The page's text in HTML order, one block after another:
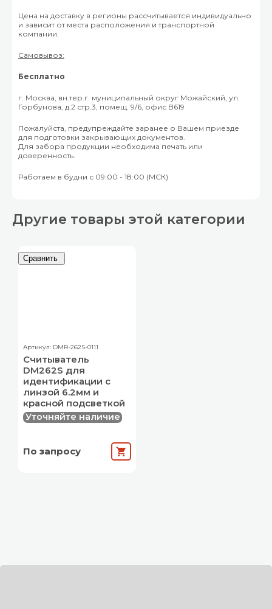
Цена на доставку в регионы рассчитывается индивидуально
и зависит от места расположения и транспортной
компании.
Самовывоз:
Бесплатно
г. Москва, вн.тер.г. муниципальный округ Можайский, ул.
Горбунова, д.2 стр.3, помещ. 9/6, офис B619
Пожалуйста, предупреждайте заранее о Вашем приезде
для подготовки закрывающих документов.
Для забора продукции необходима печать или
доверенность.
Работаем в будни с 09:00 - 18:00 (МСК)
Другие товары этой категории
Сравнить
Артикул: DMR-262S-0111
Считыватель
DM262S для
идентификации с
линзой 6.2мм и
красной подсветкой
Уточняйте наличие
По запросу